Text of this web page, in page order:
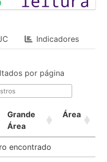
Indicadores
por página
Grande
Área
Área
encontrado